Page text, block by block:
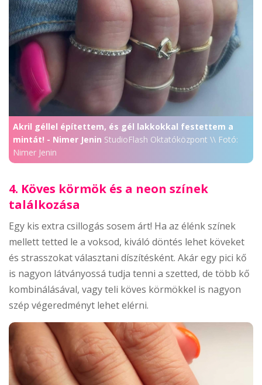
Akril géllel építettem, és gél lakkokkal festettem a
mintát! - Nimer Jenin StudioFlash Oktatóközpont \\ Fotó:
Nimer Jenin
4. Köves körmök és a neon színek
találkozása
Egy kis extra csillogás sosem árt! Ha az élénk színek
mellett tetted le a voksod, kiváló döntés lehet köveket
és strasszokat választani díszítésként. Akár egy pici kő
is nagyon látványossá tudja tenni a szetted, de több kő
kombinálásával, vagy teli köves körmökkel is nagyon
szép végeredményt lehet elérni.